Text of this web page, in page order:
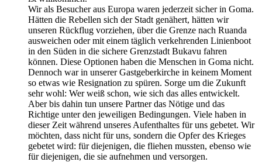
Wir als Besucher aus Europa waren jederzeit sicher in Goma.
Hätten die Rebellen sich der Stadt genähert, hätten wir
unseren Rückflug vorziehen, über die Grenze nach Ruanda
ausweichen oder mit einem täglich verkehrenden Linienboot
in den Süden in die sichere Grenzstadt Bukavu fahren
können. Diese Optionen haben die Menschen in Goma nicht.
Dennoch war in unserer Gastgeberkirche in keinem Moment
so etwas wie Resignation zu spüren. Sorge um die Zukunft
sehr wohl: Wer weiß schon, wie sich das alles entwickelt.
Aber bis dahin tun unsere Partner das Nötige und das
Richtige unter den jeweiligen Bedingungen. Viele haben in
dieser Zeit während unseres Aufenthaltes für uns gebetet. Wir
möchten, dass nicht für uns, sondern die Opfer des Krieges
gebetet wird: für diejenigen, die fliehen mussten, ebenso wie
für diejenigen, die sie aufnehmen und versorgen.